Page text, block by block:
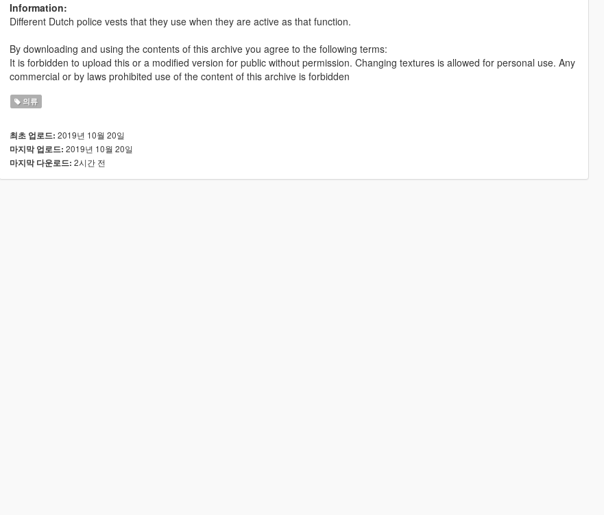
Information:
Different Dutch police vests that they use when they are active as that function.
By downloading and using the contents of this archive you agree to the following terms:
It is forbidden to upload this or a modified version for public without permission. Changing textures is allowed for personal use. Any
commercial or by laws prohibited use of the content of this archive is forbidden
의류
최초 업로드: 2019년 10월 20일
마지막 업로드: 2019년 10월 20일
마지막 다운로드: 2시간 전